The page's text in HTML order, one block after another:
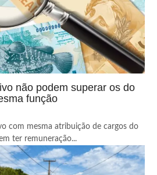
não podem superar os do
função
com mesma atribuição de cargos do
ter remuneração...